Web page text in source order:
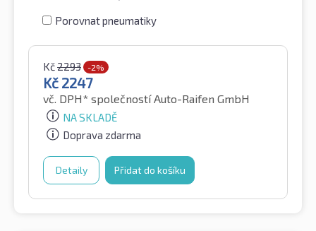
Porovnat pneumatiky
Kč2293 -2%
Kč 2247
vč. DPH* společností Auto-Raifen GmbH
NA SKLADĚ
Doprava zdarma
Detaily Přidat do košíku